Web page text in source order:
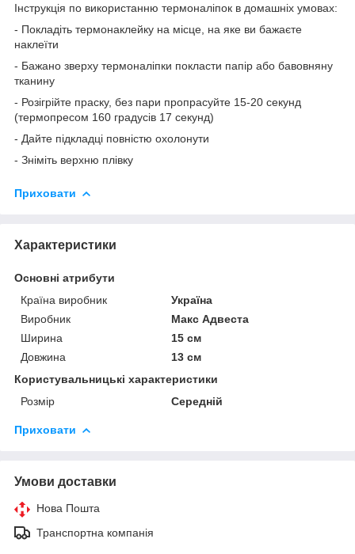
Інструкція по використанню термоналіпок в домашніх умовах:
- Покладіть термонаклейку на місце, на яке ви бажаєте
наклеїти
- Бажано зверху термоналіпки покласти папір або бавовняну
тканину
- Розігрійте праску, без пари пропрасуйте 15-20 секунд
(термопресом 160 градусів 17 секунд)
- Дайте підкладці повністю охолонути
- Зніміть верхню плівку
Приховати
Характеристики
Основні атрибути
Країна виробник
Україна
Виробник
Макс Адвеста
Ширина
15 см
Довжина
13 см
Користувальницькі характеристики
Розмір
Середній
Приховати
Умови доставки
Нова Пошта
Транспортна компанія